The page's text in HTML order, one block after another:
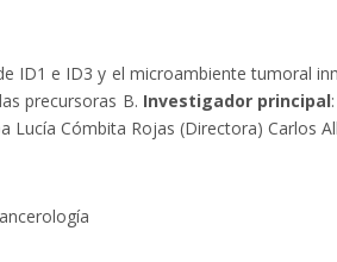
ID1 e ID3 y el microambiente tumoral
precursoras B. Investigador principal
Lucía Cómbita Rojas (Directora) Carlos